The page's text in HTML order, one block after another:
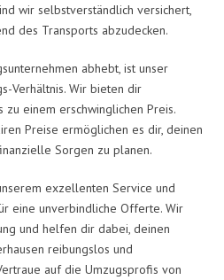
wir selbstverständlich versichert,
des Transports abzudecken.
abhebt, ist unser
Verhältnis. Wir bieten dir
einem erschwinglichen Preis.
Preise ermöglichen es dir, deinen
Sorgen zu planen.
exzellenten Service und
eine unverbindliche Offerte. Wir
und helfen dir dabei, deinen
reibungslos und
auf die Umzugsprofis von